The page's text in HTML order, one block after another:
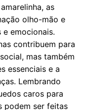
as
olho-mão e
emocionais.
contribuem para
mas também
essenciais e a
Lembrando
caros para
podem ser feitas